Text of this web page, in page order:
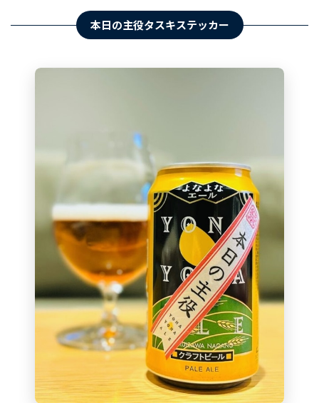
本日の主役タスキステッカー